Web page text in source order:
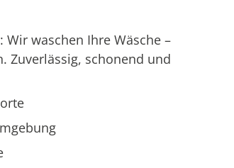
waschen Ihre Wäsche –
Zuverlässig, schonend und